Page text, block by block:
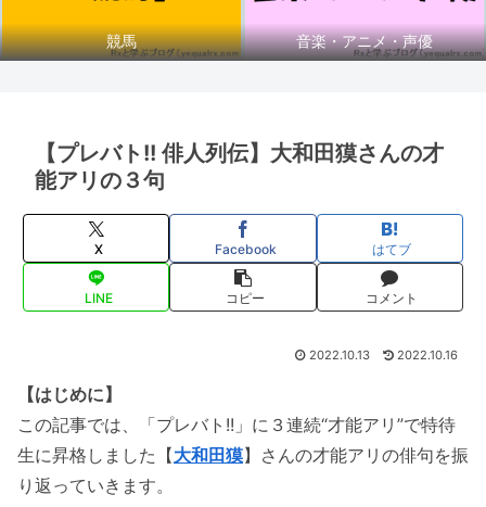
競馬 音楽・アニメ・声優
【プレバト!! 俳人列伝】大和田獏さんの才
能アリの３句
X Facebook はてブ
LINE コピー コメント
2022.10.13 2022.10.16
【はじめに】
この記事では、「プレバト!!」に３連続“才能アリ”で特待
生に昇格しました【大和田獏】さんの才能アリの俳句を振
り返っていきます。